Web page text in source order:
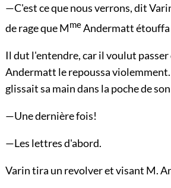
—C'est ce que nous verrons, dit
de rage que MmeAndermatt étouffa
Il dut l'entendre, car il voulut passer
Andermatt le repoussa
glissait sa main dans la poche de
—Une dernière fois!
—Les lettres d'abord.
Varin tira un revolver et visant M.